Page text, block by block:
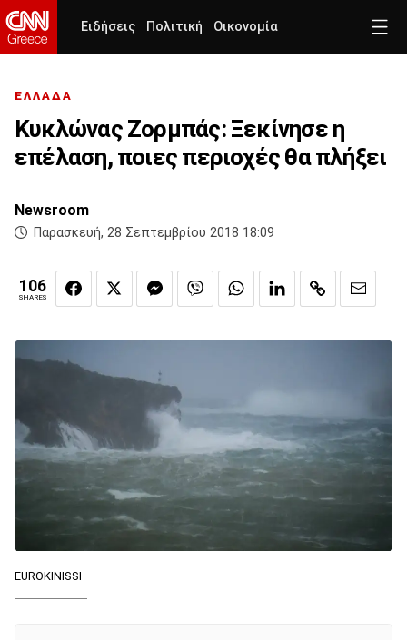
Ειδήσεις Πολιτική Οικονομία
ΕΛΛΑΔΑ
Κυκλώνας Ζορμπάς: Ξεκίνησε η
επέλαση, ποιες περιοχές θα πλήξει
Newsroom
Παρασκευή, 28 Σεπτεμβρίου 2018 18:09
106
SHARES
EUROKINISSI